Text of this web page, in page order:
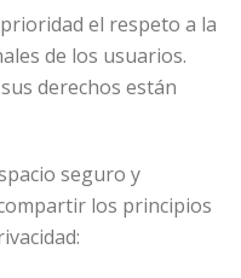
el respeto a la
de los usuarios.
derechos están
seguro y
los principios